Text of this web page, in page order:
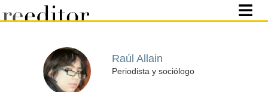
Raúl Allain
Periodista y sociólogo